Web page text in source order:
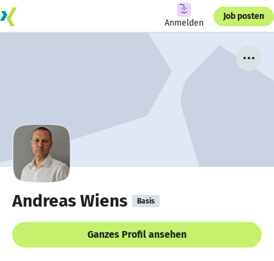
Anmelden
Job posten
Andreas Wiens Basis
Ganzes Profil ansehen